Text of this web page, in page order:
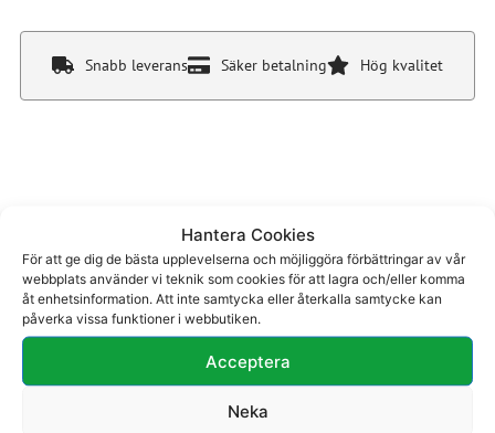
Hantera Cookies
För att ge dig de bästa upplevelserna och möjliggöra förbättringar av vår
webbplats använder vi teknik som cookies för att lagra och/eller komma
åt enhetsinformation. Att inte samtycka eller återkalla samtycke kan
påverka vissa funktioner i webbutiken.
Acceptera
Neka
Snabb leverans Säker betalning Hög kvalitet
Du kanske även gillar